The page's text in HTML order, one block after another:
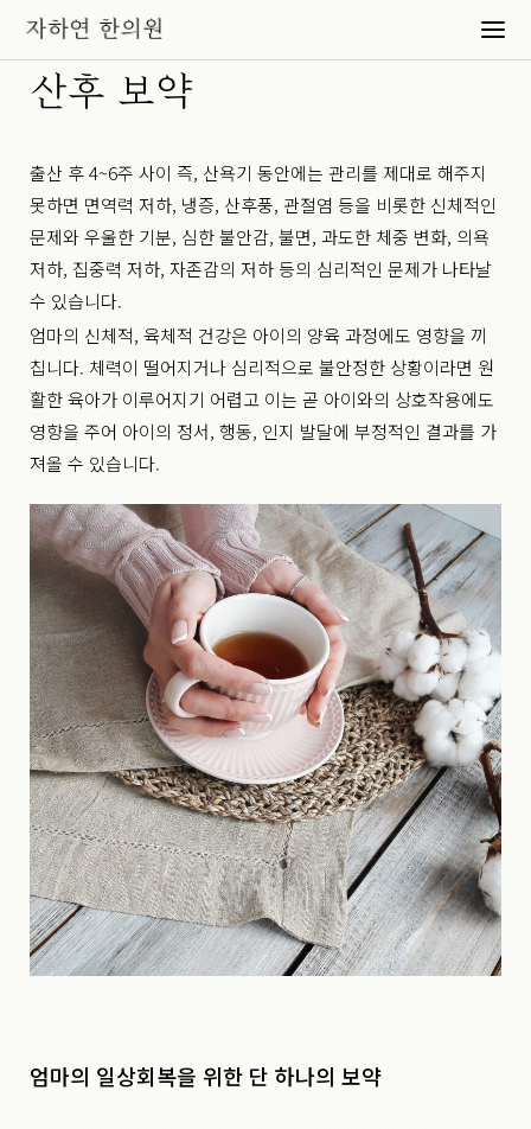
산후 보약
출산 후 4~6주 사이 즉, 산욕기 동안에는 관리를 제대로 해주지
못하면 면역력 저하, 냉증, 산후풍, 관절염 등을 비롯한 신체적인
문제와 우울한 기분, 심한 불안감, 불면, 과도한 체중 변화, 의욕
저하, 집중력 저하, 자존감의 저하 등의 심리적인 문제가 나타날
수 있습니다.
엄마의 신체적, 육체적 건강은 아이의 양육 과정에도 영향을 끼
칩니다. 체력이 떨어지거나 심리적으로 불안정한 상황이라면 원
활한 육아가 이루어지기 어렵고 이는 곧 아이와의 상호작용에도
영향을 주어 아이의 정서, 행동, 인지 발달에 부정적인 결과를 가
져올 수 있습니다.
엄마의 일상회복을 위한 단 하나의 보약